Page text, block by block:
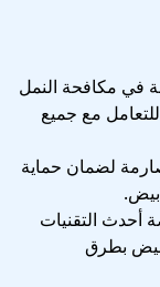
في مكافحة النمل
مع جميع
لضمان حماية
أحدث التقنيات
بطرق